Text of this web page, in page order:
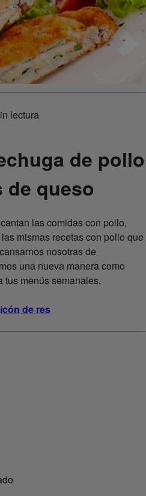
lectura
de pollo
de queso
las comidas con pollo,
mismas recetas con pollo que
nosotras de
una nueva manera como
tus menús semanales.
de res